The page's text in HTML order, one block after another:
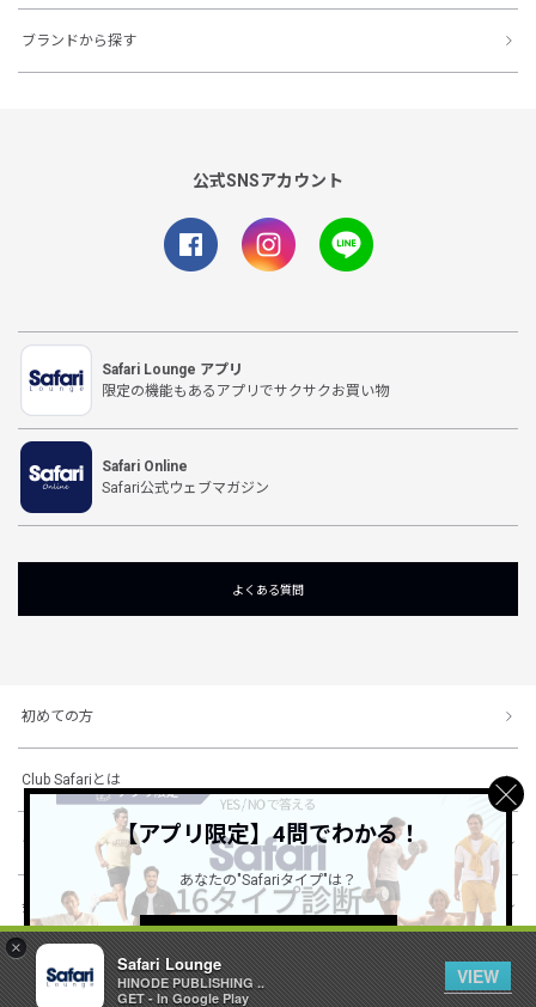
×
Safari Lounge
HINODE PUBLISHING ..
GET - In Google Play
VIEW
ブランドから探す
公式SNSアカウント
Safari Lounge アプリ
限定の機能もあるアプリでサクサクお買い物
Safari Online
Safari公式ウェブマガジン
よくある質問
初めての方
Club Safariとは
ショッピングガイド
会社概要・規約
© 1996-2026 HINODE PUBLISHING co., ltd. All Rights Reserved.
【アプリ限定】4問でわかる！
あなたの"Safariタイプ"は？
詳しくはこちら ＞